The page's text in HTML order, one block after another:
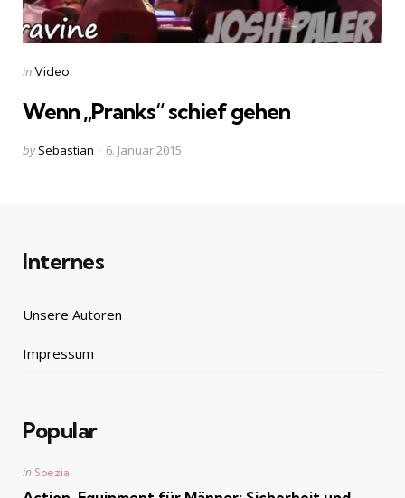
Categories
Posted
inVideo
Wenn „Pranks“ schief gehen
Posted
by Sebastian 6. Januar 2015
Internes
Unsere Autoren
Impressum
Popular
Posted
in Spezial